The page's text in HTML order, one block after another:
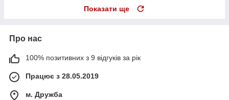
Показати ще
Про нас
100% позитивних з 9 відгуків за рік
Працює з 28.05.2019
м. Дружба